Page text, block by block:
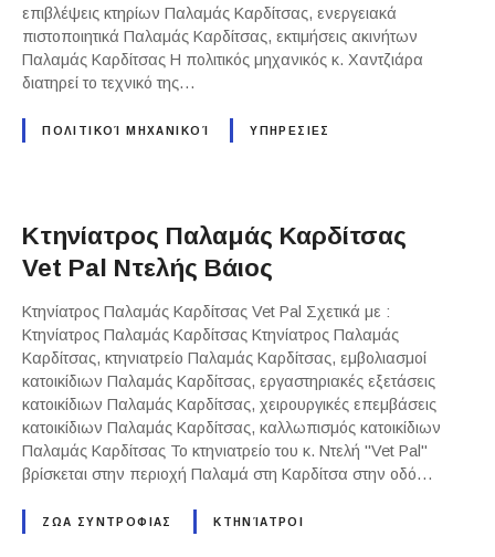
επιβλέψεις κτηρίων Παλαμάς Καρδίτσας, ενεργειακά
πιστοποιητικά Παλαμάς Καρδίτσας, εκτιμήσεις ακινήτων
Παλαμάς Καρδίτσας Η πολιτικός μηχανικός κ. Χαντζιάρα
διατηρεί το τεχνικό της…
ΠΟΛΙΤΙΚΟΊ ΜΗΧΑΝΙΚΟΊ ΥΠΗΡΕΣΙΕΣ
Κτηνίατρος Παλαμάς Καρδίτσας
Vet Pal Ντελής Βάιος
Κτηνίατρος Παλαμάς Καρδίτσας Vet Pal Σχετικά με :
Κτηνίατρος Παλαμάς Καρδίτσας Κτηνίατρος Παλαμάς
Καρδίτσας, κτηνιατρείο Παλαμάς Καρδίτσας, εμβολιασμοί
κατοικίδιων Παλαμάς Καρδίτσας, εργαστηριακές εξετάσεις
κατοικίδιων Παλαμάς Καρδίτσας, χειρουργικές επεμβάσεις
κατοικίδιων Παλαμάς Καρδίτσας, καλλωπισμός κατοικίδιων
Παλαμάς Καρδίτσας Το κτηνιατρείο του κ. Ντελή "Vet Pal"
βρίσκεται στην περιοχή Παλαμά στη Καρδίτσα στην οδό…
ΖΩΑ ΣΥΝΤΡΟΦΙΑΣ ΚΤΗΝΊΑΤΡΟΙ